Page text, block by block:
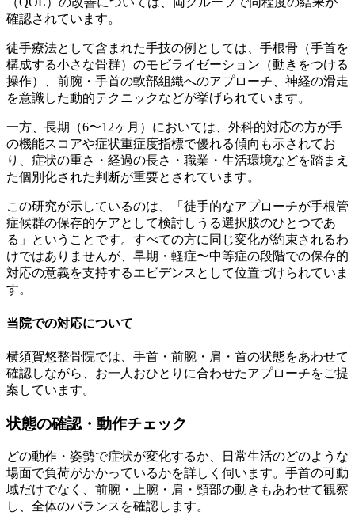
確認されています。
徒手療法として含まれた手技の例としては、手根骨（手首を
構成する小さな骨群）のモビライゼーション（動きをつける
操作）、前腕・手首の軟部組織へのアプローチ、神経の滑走
を意識した動的テクニックなどが挙げられています。
一方、長期（6〜12ヶ月）においては、外科的対応の方が手
の機能スコアや症状重症度指標で優れる傾向も示されてお
り、症状の重さ・経過の長さ・職業・生活環境などを踏まえ
た個別化された判断が重要とされています。
この研究が示しているのは、「徒手的なアプローチが手根管
症候群の保存的ケアとして検討しうる選択肢のひとつであ
る」ということです。すべての方に同じ変化が約束されるわ
けではありませんが、早期・軽症〜中等症の段階での保存的
対応の意義を支持するエビデンスとして位置づけられていま
す。
当院での対応について
横須賀悠整骨院では、手首・前腕・肩・首の状態をあわせて
確認しながら、お一人おひとりに合わせたアプローチをご提
案しています。
状態の確認・動作チェック
どの動作・姿勢で症状が変化するか、日常生活のどのような
場面で負荷がかかっているかを詳しく伺います。手首の可動
域だけでなく、前腕・上腕・肩・頸部の動きもあわせて観察
し、全体のバランスを確認します。